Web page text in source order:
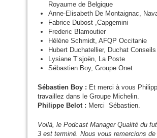
Royaume de Belgique
Anne-Elisabeth De Montaignac,
Fabrice Dubost ,Capgemini
Frederic Blamoutier
Hélène Schmidt, AFQP Occitanie
Hubert Duchatellier, Duchat Conseils
Lysiane T’sjoën, La Poste
Sébastien Boy, Groupe Onet
Sébastien Boy : Et merci à vous
travaillez dans le Groupe Michelin.
Philippe Belot : Merci Sébastien.
Voilà, le Podcast Manager Qualité du
3 est terminé. Nous vous remercions de